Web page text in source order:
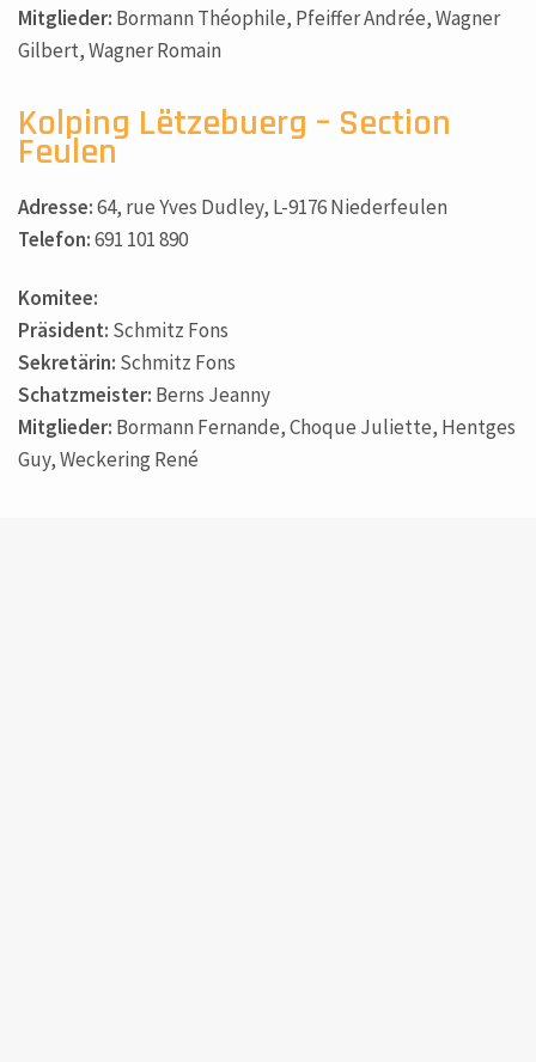
Mitglieder: Bormann Théophile, Pfeiffer Andrée, Wagner
Gilbert, Wagner Romain
Kolping Lëtzebuerg – Section
Feulen
Adresse:64, rue Yves Dudley, L-9176 Niederfeulen
Telefon:691 101 890
Komitee:
Präsident: Schmitz Fons
Sekretärin: Schmitz Fons
Schatzmeister: Berns Jeanny
Mitglieder: Bormann Fernande, Choque Juliette, Hentges
Guy, Weckering René